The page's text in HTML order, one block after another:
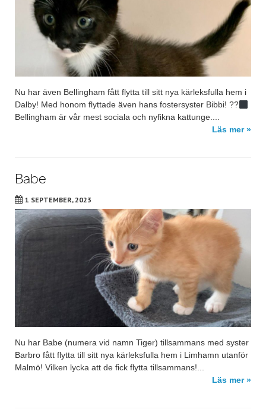
Nu har även Bellingham fått flytta till sitt nya kärleksfulla hem i
Dalby! Med honom flyttade även hans fostersyster Bibbi! ??‍
Bellingham är vår mest sociala och nyfikna kattunge....
Läs mer »
Babe
1 SEPTEMBER, 2023
Nu har Babe (numera vid namn Tiger) tillsammans med syster
Barbro fått flytta till sitt nya kärleksfulla hem i Limhamn utanför
Malmö! Vilken lycka att de fick flytta tillsammans!...
Läs mer »